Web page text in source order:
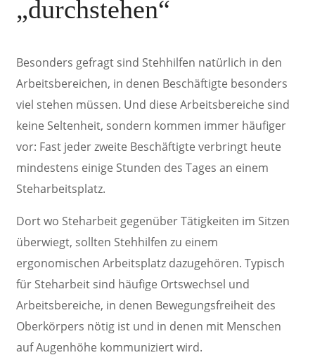
„durchstehen“
Besonders gefragt sind Stehhilfen natürlich in den
Arbeitsbereichen, in denen Beschäftigte besonders
viel stehen müssen. Und diese Arbeitsbereiche sind
keine Seltenheit, sondern kommen immer häufiger
vor: Fast jeder zweite Beschäftigte verbringt heute
mindestens einige Stunden des Tages an einem
Steharbeitsplatz.
Dort wo Steharbeit gegenüber Tätigkeiten im Sitzen
überwiegt, sollten Stehhilfen zu einem
ergonomischen Arbeitsplatz dazugehören. Typisch
für Steharbeit sind häufige Ortswechsel und
Arbeitsbereiche, in denen Bewegungsfreiheit des
Oberkörpers nötig ist und in denen mit Menschen
auf Augenhöhe kommuniziert wird.